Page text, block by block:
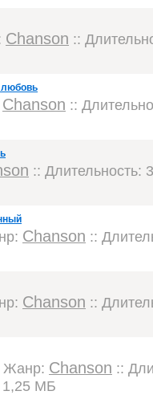
Chanson ::
любовь
Chanson ::
:: Длительность:
Chanson ::
Chanson ::
Жанр: Chanson ::
1,25 МБ